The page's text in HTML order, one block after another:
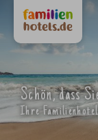
Schön, dass
Ihre